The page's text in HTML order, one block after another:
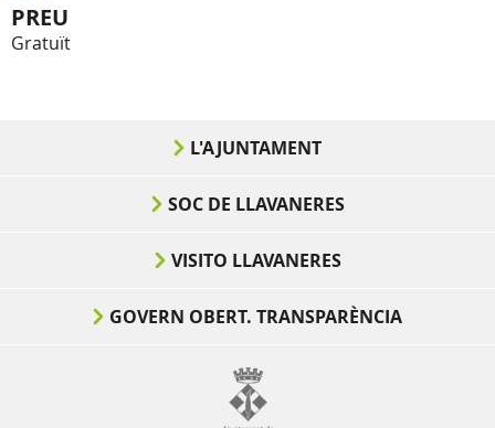
PREU
Gratuït
L'AJUNTAMENT
SOC DE LLAVANERES
VISITO LLAVANERES
GOVERN OBERT. TRANSPARÈNCIA